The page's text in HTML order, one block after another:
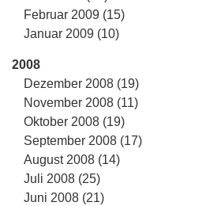
Februar 2009 (15)
Januar 2009 (10)
2008
Dezember 2008 (19)
November 2008 (11)
Oktober 2008 (19)
September 2008 (17)
August 2008 (14)
Juli 2008 (25)
Juni 2008 (21)